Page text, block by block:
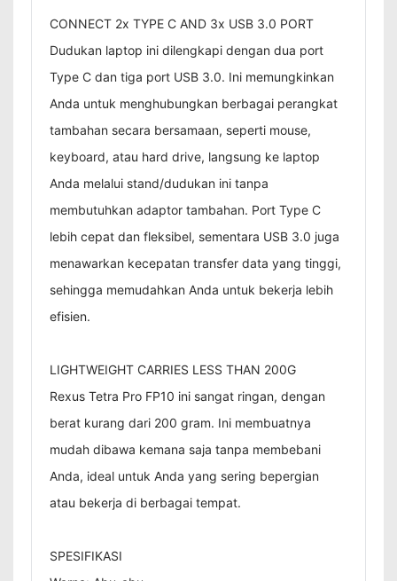
CONNECT 2x TYPE C AND 3x USB 3.0 PORT
Dudukan laptop ini dilengkapi dengan dua port
Type C dan tiga port USB 3.0. Ini memungkinkan
Anda untuk menghubungkan berbagai perangkat
tambahan secara bersamaan, seperti mouse,
keyboard, atau hard drive, langsung ke laptop
Anda melalui stand/dudukan ini tanpa
membutuhkan adaptor tambahan. Port Type C
lebih cepat dan fleksibel, sementara USB 3.0 juga
menawarkan kecepatan transfer data yang tinggi,
sehingga memudahkan Anda untuk bekerja lebih
efisien.
LIGHTWEIGHT CARRIES LESS THAN 200G
Rexus Tetra Pro FP10 ini sangat ringan, dengan
berat kurang dari 200 gram. Ini membuatnya
mudah dibawa kemana saja tanpa membebani
Anda, ideal untuk Anda yang sering bepergian
atau bekerja di berbagai tempat.
SPESIFIKASI